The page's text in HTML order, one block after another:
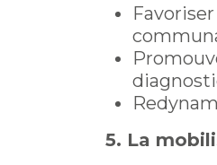
5. La